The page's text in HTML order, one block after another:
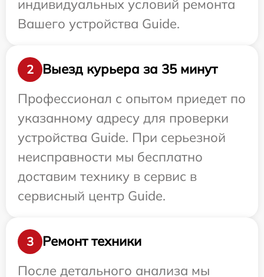
индивидуальных условий ремонта
Вашего устройства Guide.
2
Выезд курьера за 35 минут
Профессионал с опытом приедет по
указанному адресу для проверки
устройства Guide. При серьезной
неисправности мы бесплатно
доставим технику в сервис в
сервисный центр Guide.
3
Ремонт техники
После детального анализа мы